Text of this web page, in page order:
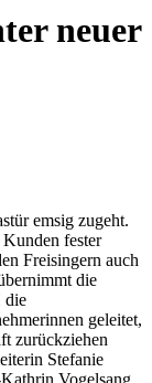
neuer
emsig zugeht.
fester
Freisingern auch
die
die
geleitet,
zurückziehen
Stefanie
Vogelsang